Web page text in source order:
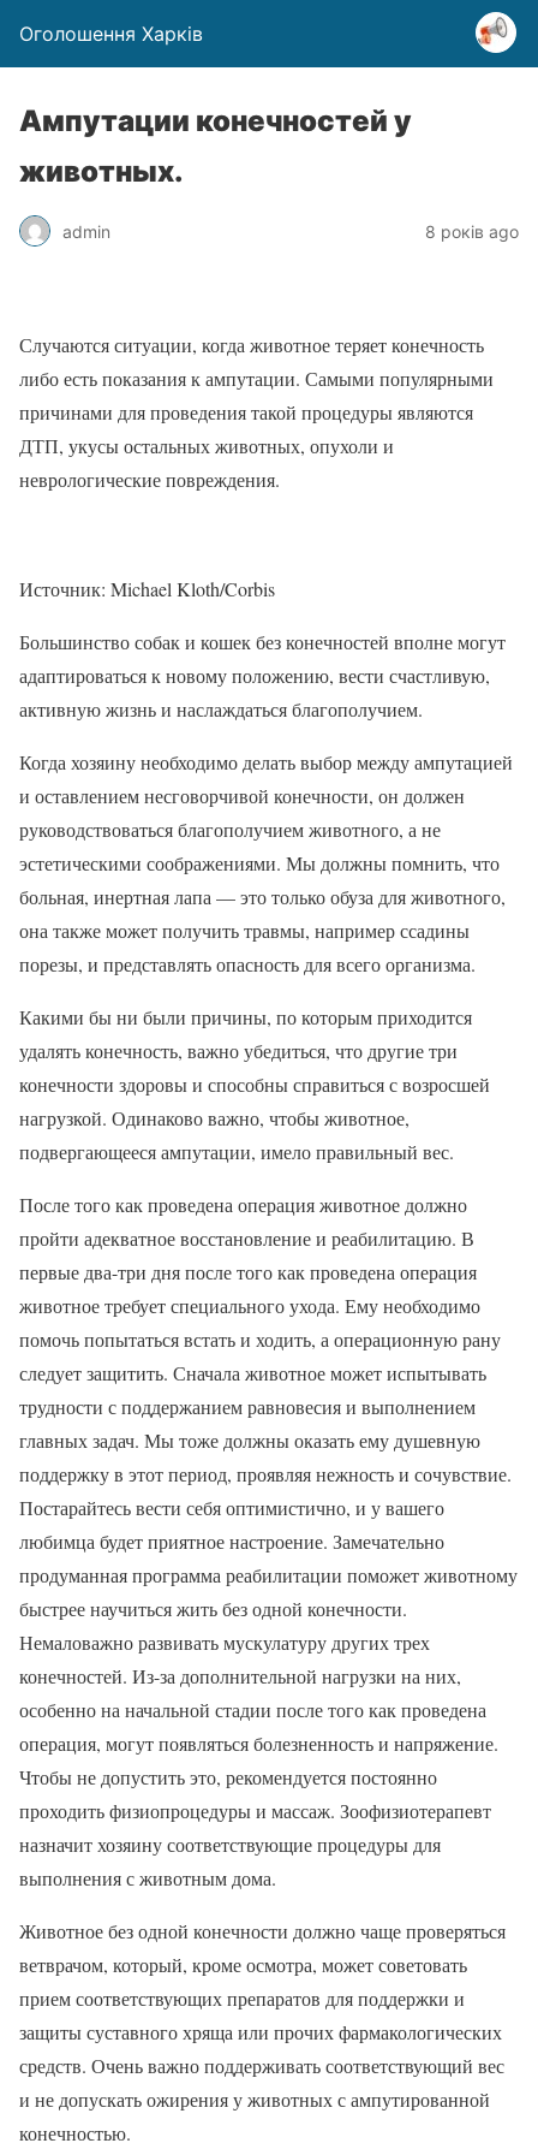
Оголошення Харків
Ампутации конечностей у
животных.
admin 8 років ago
Случаются ситуации, когда животное теряет конечность
либо есть показания к ампутации. Самыми популярными
причинами для проведения такой процедуры являются
ДТП, укусы остальных животных, опухоли и
неврологические повреждения.
Источник: Michael Kloth/Corbis
Большинство собак и кошек без конечностей вполне могут
адаптироваться к новому положению, вести счастливую,
активную жизнь и наслаждаться благополучием.
Когда хозяину необходимо делать выбор между ампутацией
и оставлением несговорчивой конечности, он должен
руководствоваться благополучием животного, а не
эстетическими соображениями. Мы должны помнить, что
больная, инертная лапа — это только обуза для животного,
она также может получить травмы, например ссадины
порезы, и представлять опасность для всего организма.
Какими бы ни были причины, по которым приходится
удалять конечность, важно убедиться, что другие три
конечности здоровы и способны справиться с возросшей
нагрузкой. Одинаково важно, чтобы животное,
подвергающееся ампутации, имело правильный вес.
После того как проведена операция животное должно
пройти адекватное восстановление и реабилитацию. В
первые два-три дня после того как проведена операция
животное требует специального ухода. Ему необходимо
помочь попытаться встать и ходить, а операционную рану
следует защитить. Сначала животное может испытывать
трудности с поддержанием равновесия и выполнением
главных задач. Мы тоже должны оказать ему душевную
поддержку в этот период, проявляя нежность и сочувствие.
Постарайтесь вести себя оптимистично, и у вашего
любимца будет приятное настроение. Замечательно
продуманная программа реабилитации поможет животному
быстрее научиться жить без одной конечности.
Немаловажно развивать мускулатуру других трех
конечностей. Из-за дополнительной нагрузки на них,
особенно на начальной стадии после того как проведена
операция, могут появляться болезненность и напряжение.
Чтобы не допустить это, рекомендуется постоянно
проходить физиопроцедуры и массаж. Зоофизиотерапевт
назначит хозяину соответствующие процедуры для
выполнения с животным дома.
Животное без одной конечности должно чаще проверяться
ветврачом, который, кроме осмотра, может советовать
прием соответствующих препаратов для поддержки и
защиты суставного хряща или прочих фармакологических
средств. Очень важно поддерживать соответствующий вес
и не допускать ожирения у животных с ампутированной
конечностью.